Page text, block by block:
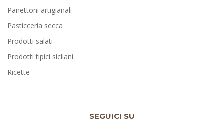
Panettoni artigianali
Pasticceria secca
Prodotti salati
Prodotti tipici sicliani
Ricette
SEGUICI SU